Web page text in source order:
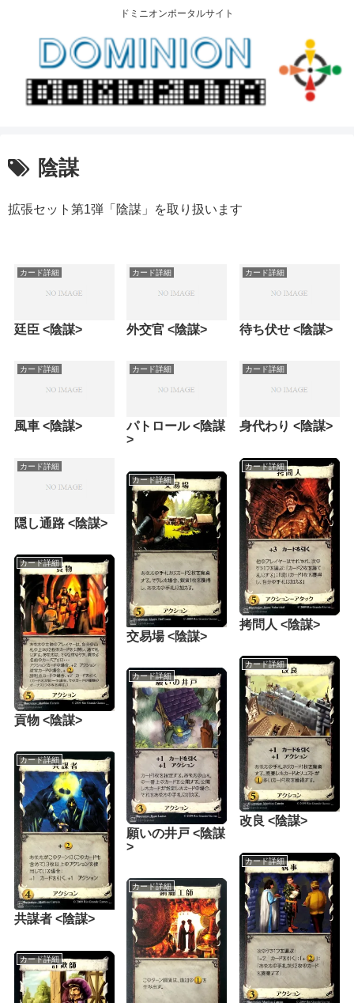
ドミニオンポータルサイト
陰謀
拡張セット第1弾「陰謀」を取り扱います
カード詳細
廷臣 <陰謀>
カード詳細
外交官 <陰謀>
カード詳細
待ち伏せ <陰謀>
カード詳細
風車 <陰謀>
カード詳細
パトロール <陰謀
>
カード詳細
身代わり <陰謀>
カード詳細
隠し通路 <陰謀>
カード詳細
拷問人 <陰謀>
カード詳細
交易場 <陰謀>
カード詳細
貢物 <陰謀>
カード詳細
改良 <陰謀>
カード詳細
願いの井戸 <陰謀
>
カード詳細
共謀者 <陰謀>
カード詳細
カード詳細
カード詳細